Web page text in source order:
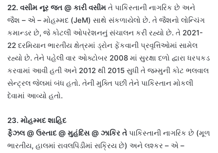
22. વસીમ નૂર જત @ કારી વસીમ તે પાકિસ્તાની નાગરિક છે અને
જૈશ – એ – મોહમ્મદ (JeM) સાથે સંકળાયેલો છે. તે જૈશનો લોન્ચિંગ
કમાન્ડર છે, જે કોટલી ઓપરેશનનું સંચાલન કરી રહ્યો છે. તે 2021-
22 દરમિયાન ભારતીય ક્ષેત્રમાં ડ્રોન ફેંકવાની પ્રવૃત્તિઓમાં સામેલ
રહ્યો છે. તેને પહેલી વાર ઓક્ટોબર 2008 માં સુરક્ષા દળો દ્વારા ધરપકડ
કરવામાં આવી હતી અને 2012 થી 2015 સુધી તે જમ્મુની કોટ ભલવાલ
સેન્ટ્રલ જેલમાં બંધ હતો. તેની મુક્તિ પછી તેને પાકિસ્તાન મોકલી
દેવામાં આવ્યો હતો.
23. મોહમ્મદ શાહિદ
ફૈઝલ@ ઉસ્તાદ@ મુહંદિસ@ ઝાકિર તે પાકિસ્તાની નાગરિક છે (મૂળ
ભારતીય, હાલમાં રાવલપિંડીમાં સક્રિય છે) અને લશ્કર – એ –